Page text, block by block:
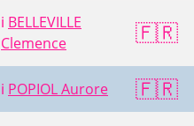
ℹ️ BELLEVILLE
Clemence
🇫🇷
ℹ️ POPIOL Aurore 🇫🇷